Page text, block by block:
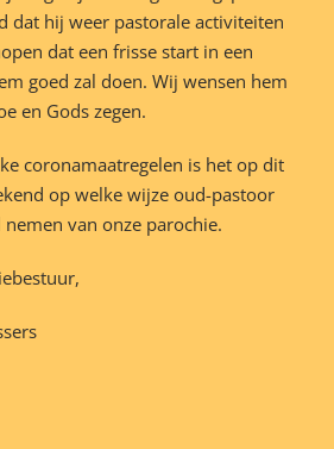
dat hij weer pastorale activiteiten
dat een frisse start in een
goed zal doen. Wij wensen hem
en Gods zegen.
coronamaatregelen is het op dit
op welke wijze oud-pastoor
nemen van onze parochie.